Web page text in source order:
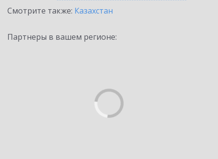
Смотрите также: Казахстан
Партнеры в вашем регионе: